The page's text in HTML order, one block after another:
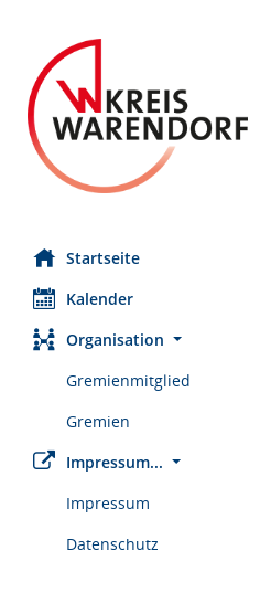
Startseite
Kalender
Organisation
Gremienmitglied
Gremien
Impressum...
Impressum
Datenschutz